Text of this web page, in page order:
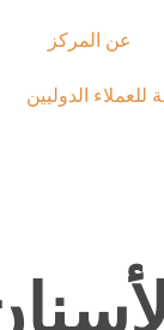
عن المركز
الدوليين